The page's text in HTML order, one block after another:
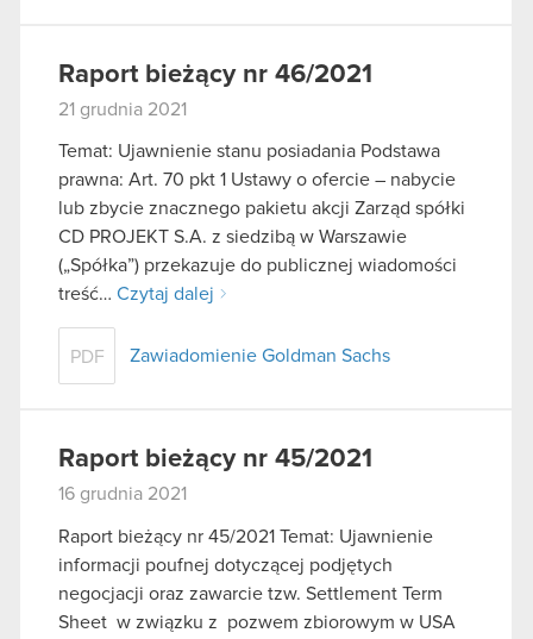
Raport bieżący nr 46/2021
21 grudnia 2021
Temat: Ujawnienie stanu posiadania Podstawa
prawna: Art. 70 pkt 1 Ustawy o ofercie – nabycie
lub zbycie znacznego pakietu akcji Zarząd spółki
CD PROJEKT S.A. z siedzibą w Warszawie
(„Spółka”) przekazuje do publicznej wiadomości
treść… Czytaj dalej
PDF Zawiadomienie Goldman Sachs
Raport bieżący nr 45/2021
16 grudnia 2021
Raport bieżący nr 45/2021 Temat: Ujawnienie
informacji poufnej dotyczącej podjętych
negocjacji oraz zawarcie tzw. Settlement Term
Sheet w związku z pozwem zbiorowym w USA